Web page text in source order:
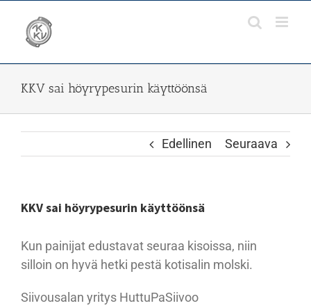
content
KKV sai höyrypesurin käyttöönsä
Edellinen Seuraava
KKV sai höyrypesurin käyttöönsä
Kun painijat edustavat seuraa kisoissa, niin
silloin on hyvä hetki pestä kotisalin molski.
Siivousalan yritys HuttuPaSiivoo